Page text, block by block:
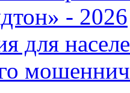
- 2026
для